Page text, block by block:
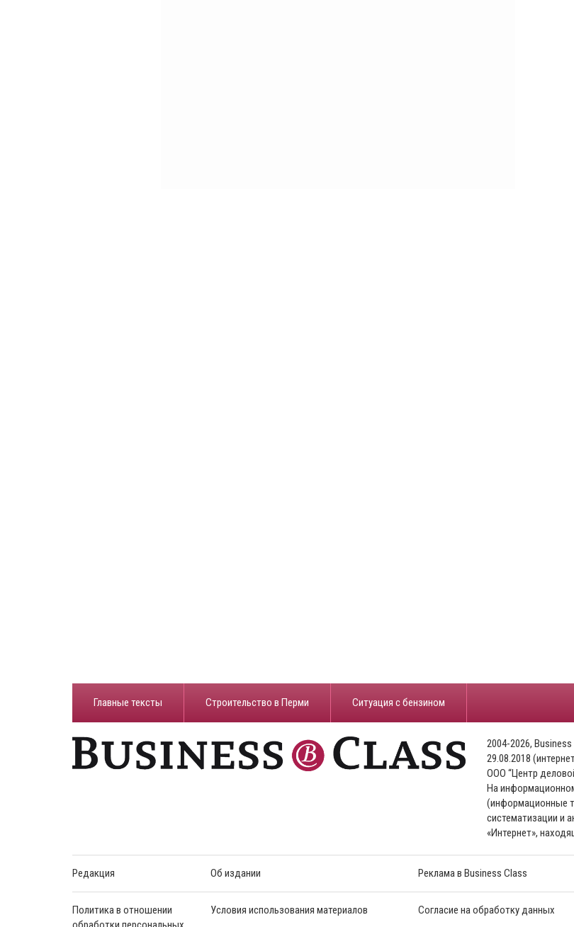
Главные тексты Строительство в Перми ​Ситуация с бензином
2004-2026, Business
29.08.2018
ООО “Центр
На
(информационные
систематизации и
«Интернет»,
Редакция Об издании Реклама в Business Class
Политика в отношении
Условия использования материалов Согласие на обработку данных